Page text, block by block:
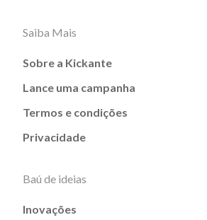
Saiba Mais
Sobre a Kickante
Lance uma campanha
Termos e condições
Privacidade
Baú de ideias
Inovações